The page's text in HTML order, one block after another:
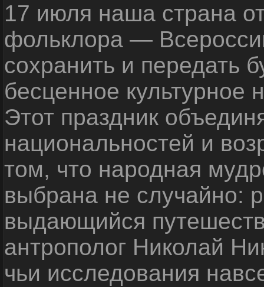
17 июля наша страна
фольклора —
сохранить и передать
бесценное культурное
Этот праздник
национальностей и
том, что народная
выбрана не случайно:
выдающийся
антрополог Николай
чьи исследования